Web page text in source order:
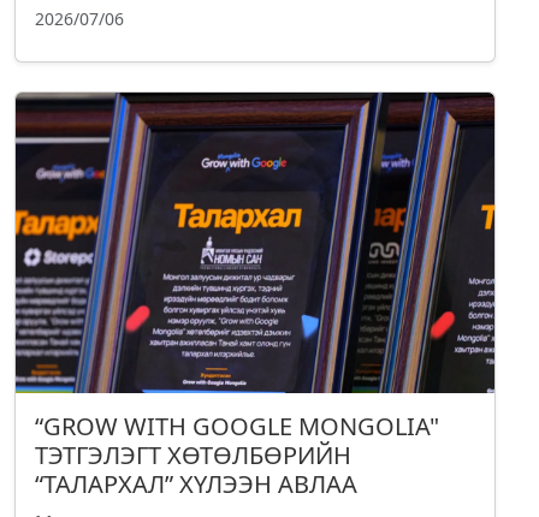
2026/07/06
“GROW WITH GOOGLE MONGOLIA"
ТЭТГЭЛЭГТ ХӨТӨЛБӨРИЙН
“ТАЛАРХАЛ” ХҮЛЭЭН АВЛАА